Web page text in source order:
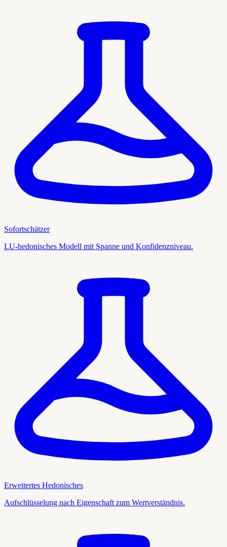
Sofortschätzer
LU-hedonisches Modell mit Spanne und Konfidenzniveau.
Erweitertes Hedonisches
Aufschlüsselung nach Eigenschaft zum Wertverständnis.